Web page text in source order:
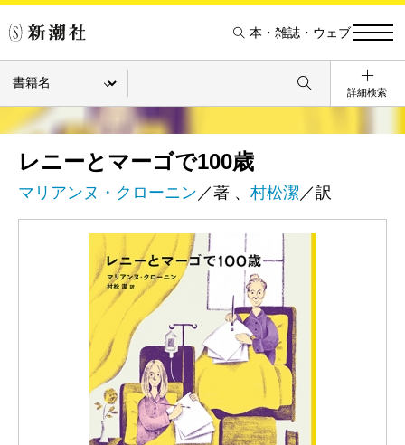
本・雑誌・ウェブ
詳細検索
レニーとマーゴで100歳
マリアンヌ・クローニン ／著 、 村松潔／訳